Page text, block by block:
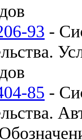
93 -
85 -